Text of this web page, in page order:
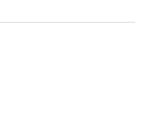
一緒にラッピングする事が
の方はご自身のサイズを